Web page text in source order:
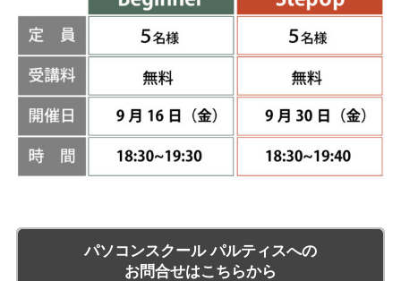
パソコンスクール パルティスへの
お問合せはこちらから